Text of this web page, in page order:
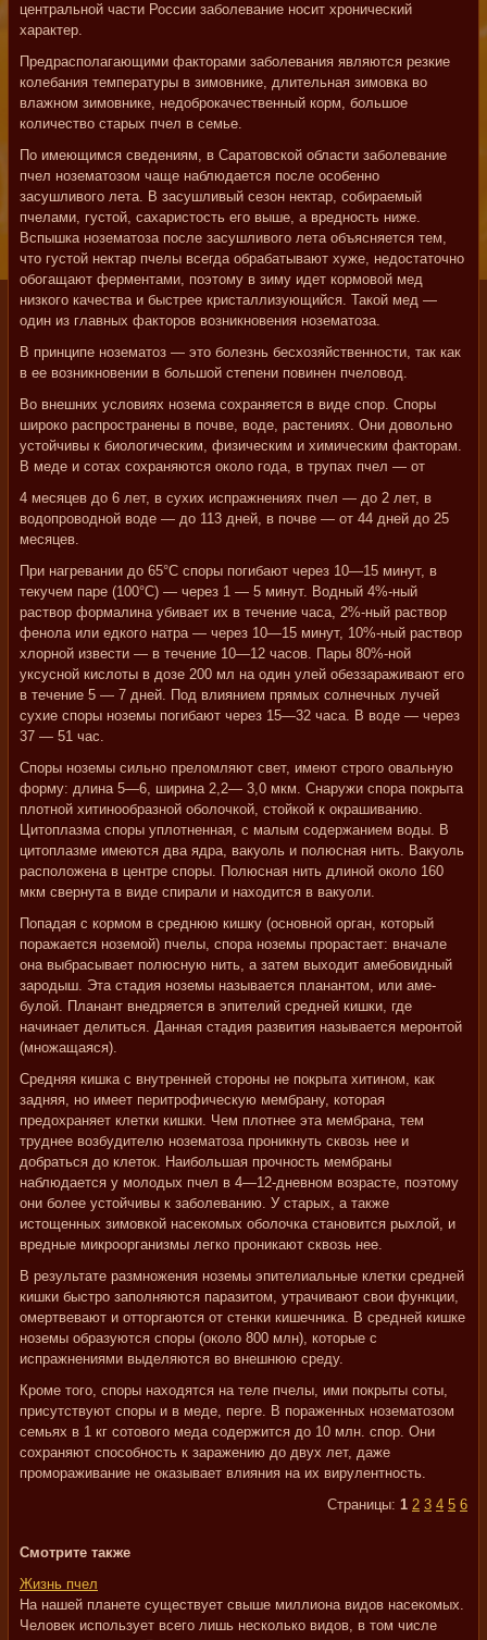
центральной части России заболевание носит хронический
характер.
Предрасполагающими факторами заболевания являются резкие
колебания температуры в зимовнике, длительная зимовка во
влажном зимовнике, недоброкачественный корм, большое
количество старых пчел в семье.
По имеющимся сведениям, в Саратовской области заболевание
пчел нозематозом чаще наблюдается после особенно
засушливого лета. В засушливый сезон нектар, собираемый
пчелами, густой, сахаристость его выше, а вредность ниже.
Вспышка нозематоза после засушливого лета объясняется тем,
что густой нектар пчелы всегда обрабатывают хуже, недостаточно
обогащают ферментами, поэтому в зиму идет кормовой мед
низкого качества и быстрее кристаллизующийся. Такой мед —
один из главных факторов возникновения нозематоза.
В принципе нозематоз — это болезнь бесхозяйственности, так как
в ее возникновении в большой степени повинен пчеловод.
Во внешних условиях нозема сохраняется в виде спор. Споры
широко распространены в почве, воде, растениях. Они довольно
устойчивы к биологическим, физическим и химическим факторам.
В меде и сотах сохраняются около года, в трупах пчел — от
4 месяцев до 6 лет, в сухих испражнениях пчел — до 2 лет, в
водопроводной воде — до 113 дней, в почве — от 44 дней до 25
месяцев.
При нагревании до 65°С споры погибают через 10—15 минут, в
текучем паре (100°С) — через 1 — 5 минут. Водный 4%-ный
раствор формалина убивает их в течение часа, 2%-ный раствор
фенола или едкого натра — через 10—15 минут, 10%-ный раствор
хлорной извести — в течение 10—12 часов. Пары 80%-ной
уксусной кислоты в дозе 200 мл на один улей обеззараживают его
в течение 5 — 7 дней. Под влиянием прямых солнечных лучей
сухие споры ноземы погибают через 15—32 часа. В воде — через
37 — 51 час.
Споры ноземы сильно преломляют свет, имеют строго овальную
форму: длина 5—6, ширина 2,2— 3,0 мкм. Снаружи спора покрыта
плотной хитинообразной оболочкой, стойкой к окрашиванию.
Цитоплазма споры уплотненная, с малым содержанием воды. В
цитоплазме имеются два ядра, вакуоль и полюсная нить. Вакуоль
расположена в центре споры. Полюсная нить длиной около 160
мкм свернута в виде спирали и находится в вакуоли.
Попадая с кормом в среднюю кишку (основной орган, который
поражается ноземой) пчелы, спора ноземы прорастает: вначале
она выбрасывает полюсную нить, а затем выходит амебовидный
зародыш. Эта стадия ноземы называется планантом, или аме-
булой. Планант внедряется в эпителий средней кишки, где
начинает делиться. Данная стадия развития называется меронтой
(множащаяся).
Средняя кишка с внутренней стороны не покрыта хитином, как
задняя, но имеет перитрофическую мембрану, которая
предохраняет клетки кишки. Чем плотнее эта мембрана, тем
труднее возбудителю нозематоза проникнуть сквозь нее и
добраться до клеток. Наибольшая прочность мембраны
наблюдается у молодых пчел в 4—12-дневном возрасте, поэтому
они более устойчивы к заболеванию. У старых, а также
истощенных зимовкой насекомых оболочка становится рыхлой, и
вредные микроорганизмы легко проникают сквозь нее.
В результате размножения ноземы эпителиальные клетки средней
кишки быстро заполняются паразитом, утрачивают свои функции,
омертвевают и отторгаются от стенки кишечника. В средней кишке
ноземы образуются споры (около 800 млн), которые с
испражнениями выделяются во внешнюю среду.
Кроме того, споры находятся на теле пчелы, ими покрыты соты,
присутствуют споры и в меде, перге. В пораженных нозематозом
семьях в 1 кг сотового меда содержится до 10 млн. спор. Они
сохраняют способность к заражению до двух лет, даже
промораживание не оказывает влияния на их вирулентность.
Страницы: 1 2 3 4 5 6
Смотрите также
Жизнь пчел
На нашей планете существует свыше миллиона видов насекомых.
Человек использует всего лишь несколько видов, в том числе